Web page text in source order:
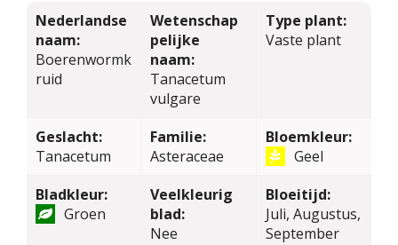
Nederlandse
naam:
Boerenwormk
ruid
Wetenschap
pelijke
naam:
Tanacetum
vulgare
Type plant:
Vaste plant
Geslacht:
Tanacetum
Familie:
Asteraceae
Bloemkleur:
Geel
Bladkleur:
Groen
Veelkleurig
blad:
Nee
Bloeitijd:
Juli, Augustus,
September